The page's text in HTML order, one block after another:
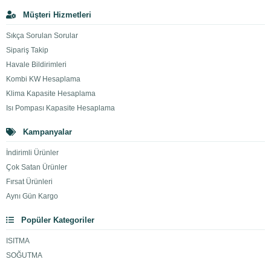
Müşteri Hizmetleri
Sıkça Sorulan Sorular
Sipariş Takip
Havale Bildirimleri
Kombi KW Hesaplama
Klima Kapasite Hesaplama
Isı Pompası Kapasite Hesaplama
Kampanyalar
İndirimli Ürünler
Çok Satan Ürünler
Fırsat Ürünleri
Aynı Gün Kargo
Popüler Kategoriler
ISITMA
SOĞUTMA